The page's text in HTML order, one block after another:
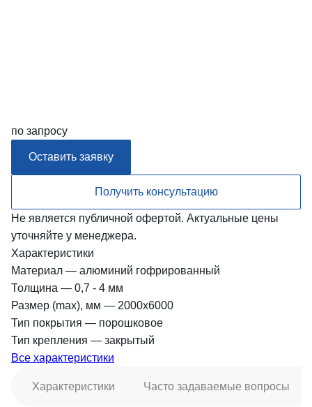
по запросу
Оставить заявку
Получить консультацию
Не является публичной офертой. Актуальные цены
уточняйте у менеджера.
Характеристики
Материал — алюминий гофрированный
Толщина — 0,7 - 4 мм
Размер (max), мм — 2000х6000
Тип покрытия — порошковое
Тип крепления — закрытый
Все характеристики
Характеристики Часто задаваемые вопросы